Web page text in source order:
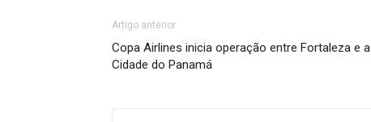
Artigo anterior
Copa Airlines inicia operação entre Fortaleza e a
Cidade do Panamá